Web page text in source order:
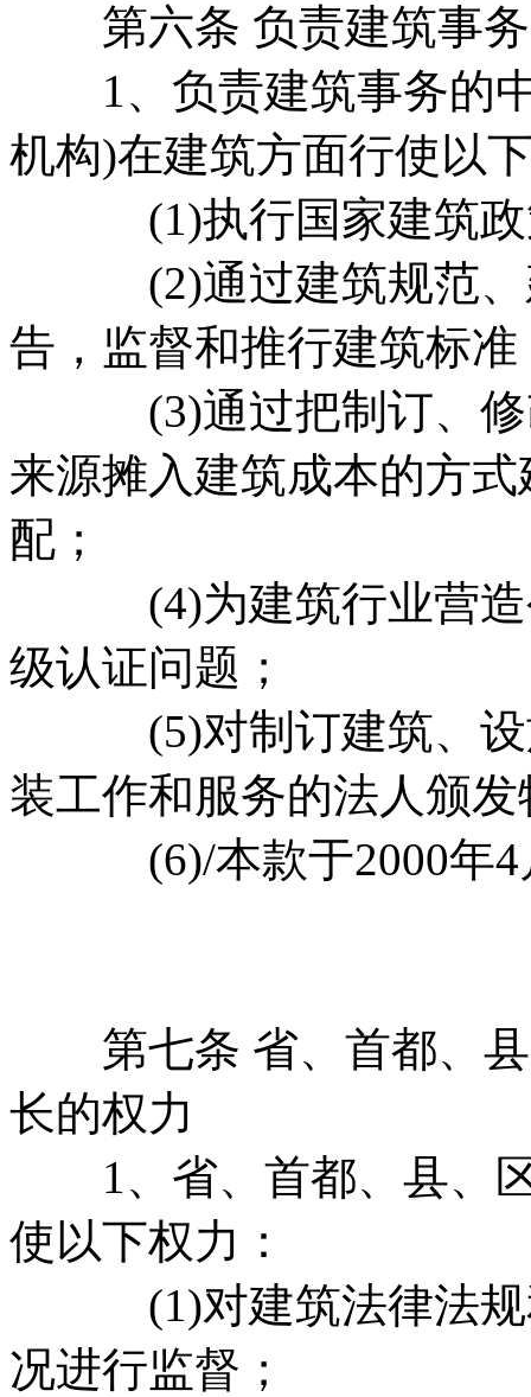
第六条 负责建筑事务
1、负责建筑事务的中
机构)在建筑方面行使以
(1)执行国家建筑政
(2)通过建筑规范、
告，监督和推行建筑标准
(3)通过把制订、修改
来源摊入建筑成本的方
配；
(4)为建筑行业营造公
级认证问题；
(5)对制订建筑、设施
装工作和服务的法人颁
(6)/本款于2000年4
第七条 省、首都、县
长的权力
1、省、首都、县、区
使以下权力：
(1)对建筑法律法规和
况进行监督；